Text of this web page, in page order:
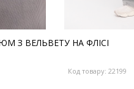
З ВЕЛЬВЕТУ НА ФЛІСІ
Код товару: 22199